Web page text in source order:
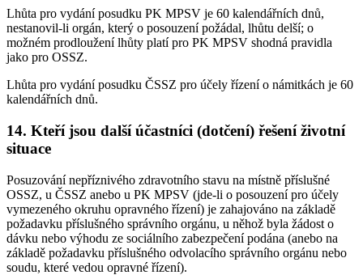
Lhůta pro vydání posudku PK MPSV je 60 kalendářních dnů,
nestanovil-li orgán, který o posouzení požádal, lhůtu delší; o
možném prodloužení lhůty platí pro PK MPSV shodná pravidla
jako pro OSSZ.
Lhůta pro vydání posudku ČSSZ pro účely řízení o námitkách je 60
kalendářních dnů.
14. Kteří jsou další účastníci (dotčení) řešení životní
situace
Posuzování nepříznivého zdravotního stavu na místně příslušné
OSSZ, u ČSSZ anebo u PK MPSV (jde-li o posouzení pro účely
vymezeného okruhu opravného řízení) je zahajováno na základě
požadavku příslušného správního orgánu, u něhož byla žádost o
dávku nebo výhodu ze sociálního zabezpečení podána (anebo na
základě požadavku příslušného odvolacího správního orgánu nebo
soudu, které vedou opravné řízení).